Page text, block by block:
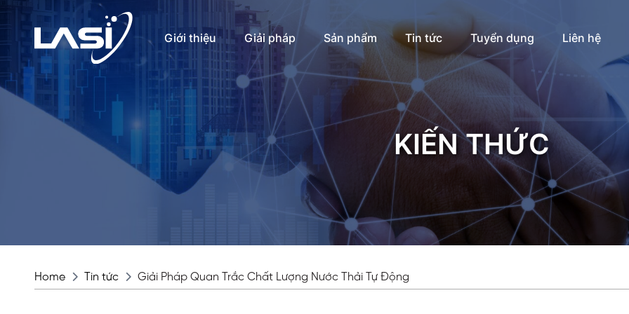
Giới thiệu Giải pháp Sản phẩm Tin tức Tuyển dụng Liên hệ
KIẾN THỨC
Home Tin tức Giải Pháp Quan Trắc Chất Lượng Nước Thải Tự Động